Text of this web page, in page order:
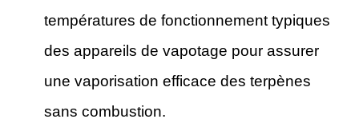
températures de fonctionnement typiques
des appareils de vapotage pour assurer
une vaporisation efficace des terpènes
sans combustion.